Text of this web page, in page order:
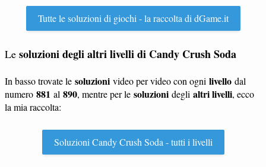
Tutte le soluzioni di giochi - la raccolta di dGame.it
Le soluzioni degli altri livelli di Candy Crush Soda
In basso trovate le soluzioni video per video con ogni livello dal
numero 881 al 890, mentre per le soluzioni degli altri livelli, ecco
la mia raccolta:
Soluzioni Candy Crush Soda - tutti i livelli